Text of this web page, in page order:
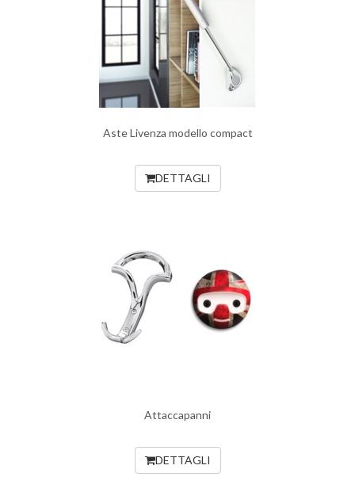
Aste Livenza modello compact
DETTAGLI
Attaccapanni
DETTAGLI